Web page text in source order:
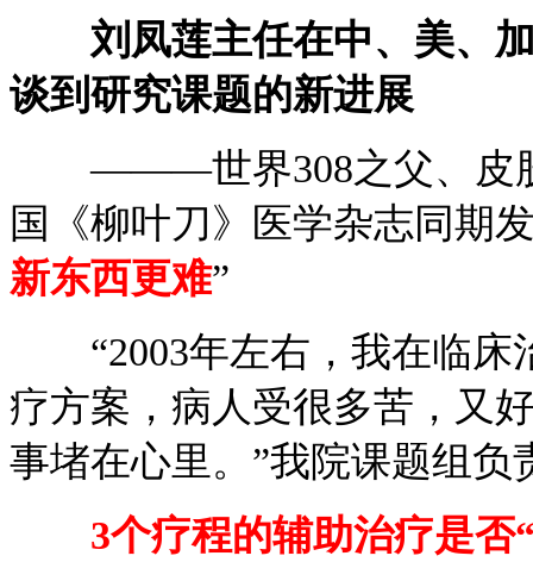
刘凤莲主任在中、美、
谈到研究课题的新进展
———世界308之父、皮肤
国《柳叶刀》医学杂志同期
新东西更难”
“2003年左右，我在临床
疗方案，病人受很多苦，又
事堵在心里。”我院课题组
3个疗程的辅助治疗是否